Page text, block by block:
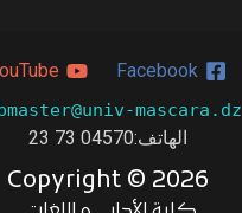
Facebook
mascara.dz
الهاتف:04570 73 23
Copyright © 2026